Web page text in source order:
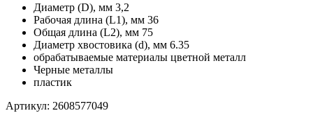
Диаметр (D), мм 3,2
Рабочая длина (L1), мм 36
Общая длина (L2), мм 75
Диаметр хвостовика (d), мм 6.35
обрабатываемые материалы цветной металл
Черные металлы
пластик
Артикул: 2608577049